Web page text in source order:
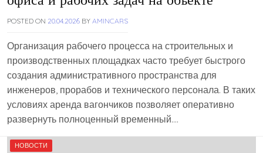
POSTED ON 20.04.2026 BY AMINCARS
Организация рабочего процесса на строительных и
производственных площадках часто требует быстрого
создания административного пространства для
инженеров, прорабов и технического персонала. В таких
условиях аренда вагончиков позволяет оперативно
развернуть полноценный временный….
НОВОСТИ